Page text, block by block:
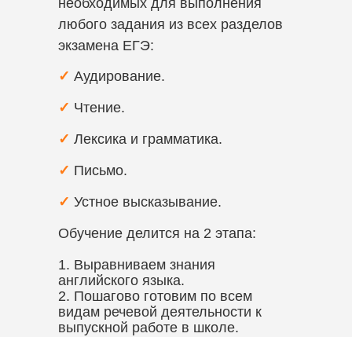
необходимых для выполнения
любого задания из всех разделов
экзамена ЕГЭ:
✓ Аудирование.
✓ Чтение.
✓ Лексика и грамматика.
✓ Письмо.
✓ Устное высказывание.
Обучение делится на 2 этапа:
1. Выравниваем знания
английского языка.
2. Пошагово готовим по всем
видам речевой деятельности к
выпускной работе в школе.